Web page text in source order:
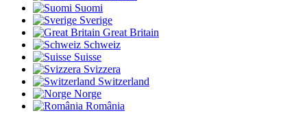
Suomi
Sverige
Great Britain
Schweiz
Suisse
Svizzera
Switzerland
Norge
România